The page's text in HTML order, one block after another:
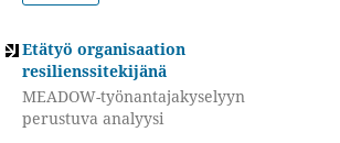
Etätyö organisaation
resilienssitekijänä
MEADOW-työnantajakyselyyn
perustuva analyysi